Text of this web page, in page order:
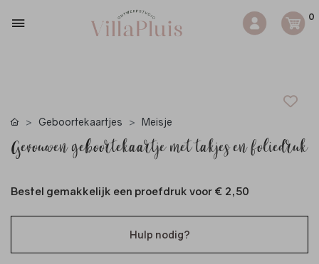
0
Geboortekaartjes Meisje
Gevouwen geboortekaartje met takjes en foliedruk
Bestel gemakkelijk een proefdruk voor € 2,50
Hulp nodig?